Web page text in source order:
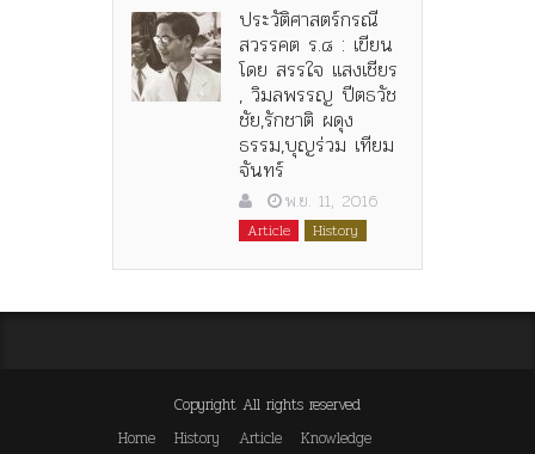
ประวัติศาสตร์กรณี
สวรรคต ร.๘ : เขียน
โดย สรรใจ แสงเชียร
, วิมลพรรญ ปีตธวัช
ชัย,รักชาติ ผดุง
ธรรม,บุญร่วม เทียม
จันทร์
พ.ย. 11, 2016
Article History
Copyright All rights reserved
Home
History Article
Knowledge